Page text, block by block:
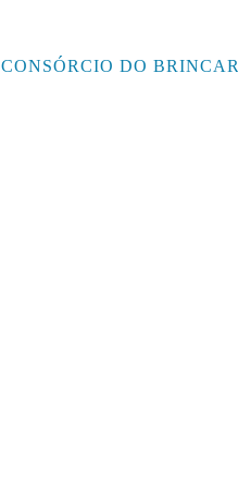
CONSÓRCIO DO BRINCAR